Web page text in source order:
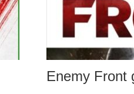
Enemy Front